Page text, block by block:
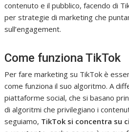
contenuto e il pubblico, facendo di
per strategie di marketing che
sull’engagement.
Come funziona TikTok
Per fare marketing su TikTok è
come funziona il suo algoritmo. A
piattaforme social, che si basano
di algoritmi che privilegiano i
seguiamo, TikTok si concentra su